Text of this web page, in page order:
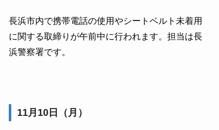
長浜市内で携帯電話の使用やシートベルト未着用
に関する取締りが午前中に行われます。担当は長
浜警察署です。
11月10日（月）